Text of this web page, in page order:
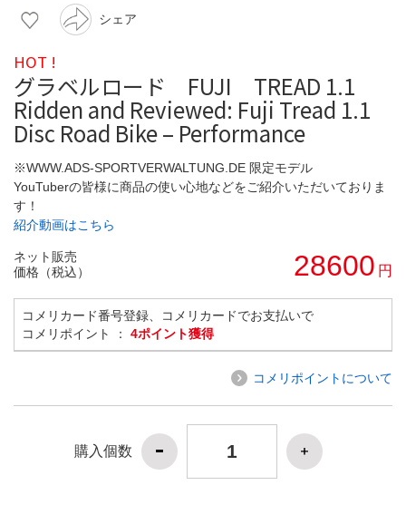
シェア
HOT !
グラベルロード FUJI TREAD 1.1
Ridden and Reviewed: Fuji Tread 1.1
Disc Road Bike – Performance
※WWW.ADS-SPORTVERWALTUNG.DE 限定モデル
YouTuberの皆様に商品の使い心地などをご紹介いただいておりま
す！
紹介動画はこちら
ネット販売
価格（税込）
28600 円
コメリカード番号登録、コメリカードでお支払いで
コメリポイント ： 4ポイント獲得
コメリポイントについて
購入個数